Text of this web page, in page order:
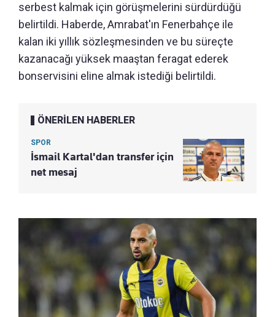
serbest kalmak için görüşmelerini sürdürdüğü
belirtildi. Haberde, Amrabat'ın Fenerbahçe ile
kalan iki yıllık sözleşmesinden ve bu süreçte
kazanacağı yüksek maaştan feragat ederek
bonservisini eline almak istediği belirtildi.
ÖNERİLEN HABERLER
SPOR
İsmail Kartal'dan transfer için
net mesaj